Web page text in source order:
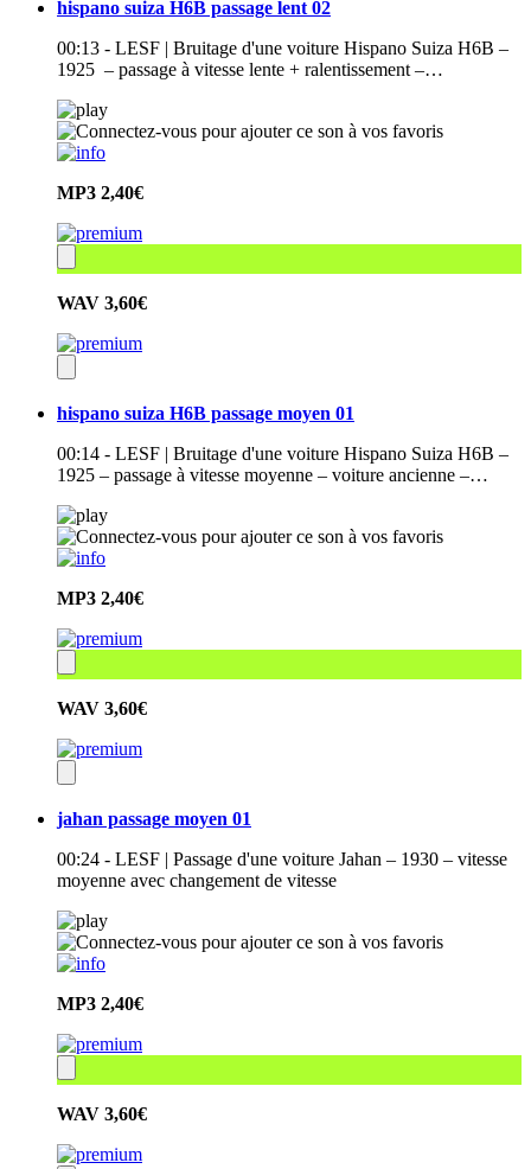
hispano suiza H6B passage lent 02
00:13 - LESF | Bruitage d'une voiture Hispano Suiza H6B –
1925 – passage à vitesse lente + ralentissement –…
MP3 2,40€
WAV 3,60€
hispano suiza H6B passage moyen 01
00:14 - LESF | Bruitage d'une voiture Hispano Suiza H6B –
1925 – passage à vitesse moyenne – voiture ancienne –…
MP3 2,40€
WAV 3,60€
jahan passage moyen 01
00:24 - LESF | Passage d'une voiture Jahan – 1930 – vitesse
moyenne avec changement de vitesse
MP3 2,40€
WAV 3,60€